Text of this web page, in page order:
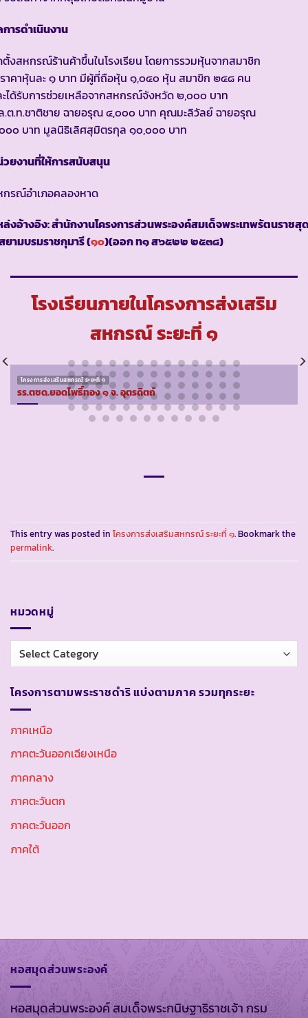
ารดำเนินงาน
งสหกรณ์ร้านค้าขึ้นในโรงเรียน โดยการรวมหุ้นจากสมาชิก
าคาหุ้นละ ๑ บาท มีผู้ที่ถือหุ้น ๑,๐๔๐ หุ้น สมาขิก ๒๔๘ คน
ได้รับการช่วยเหลือจากสหกรณ์จังหวัด ๒,๐๐๐ บาท
ต.ท.ชาติชาย ฉายอรุณ ๔,๐๐๐ บาท คุณมะลิวัลย์ ฉายอรุณ
๐๐ บาท มูลนิธิเลิศสุมิตรกุล ๑๐,๐๐๐ บาท
ยงานที่ให้การสนับสนุน
รณ์อำเภอคลองหาด
งอ้างอิง: สำนักงานโครงการส่วนพระองค์สมเด็จพระเทพรัตนราชสุ
ยามบรมราชกุมารี (๑๐)(ออก ท๑ ส๖๕๒๒ ๒๕๓๘)
โรงเรียนภายในโครงการส่งเสริม
สหกรณ์ ระยะที่ ๑
โครงการส่งเสริมสหกรณ์ ระยะที่ ๑
รร.ตชด.ยอดโพธิ์ทอง ๑ จ. อุตรดิตถ์
This entry was posted in โครงการส่งเสริมสหกรณ์ ระยะที่ ๑. Bookmark the
permalink.
หมวดหมู่
หมวด
หมู่
โครงการตามพระราชดำริ แบ่งตามภาค รวมทุกระยะ
ภาคเหนือ
ภาคตะวันออกเฉียงเหนือ
ภาคกลาง
ภาคตะวันตก
ภาคตะวันออก
ภาคใต้
หอสมุดส่วนพระองค์
หอสมุดส่วนพระองค์ สมเด็จพระกนิษฐาธิราชเจ้า กรม